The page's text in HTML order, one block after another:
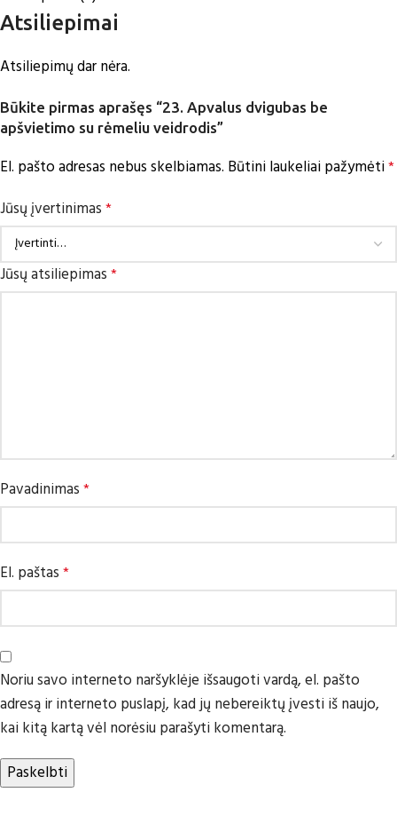
Atsiliepimai
Atsiliepimų dar nėra.
Būkite pirmas aprašęs “23. Apvalus dvigubas be
apšvietimo su rėmeliu veidrodis”
El. pašto adresas nebus skelbiamas. Būtini laukeliai pažymėti*
Jūsų įvertinimas*
Jūsų atsiliepimas*
Pavadinimas*
El. paštas*
Noriu savo interneto naršyklėje išsaugoti vardą, el. pašto
adresą ir interneto puslapį, kad jų nebereiktų įvesti iš naujo,
kai kitą kartą vėl norėsiu parašyti komentarą.